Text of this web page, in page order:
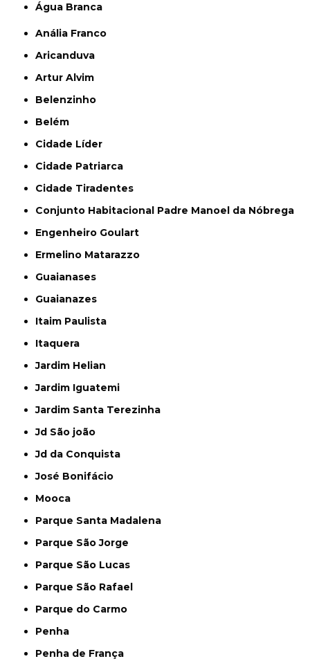
Água Branca
Anália Franco
Aricanduva
Artur Alvim
Belenzinho
Belém
Cidade Líder
Cidade Patriarca
Cidade Tiradentes
Conjunto Habitacional Padre Manoel da Nóbrega
Engenheiro Goulart
Ermelino Matarazzo
Guaianases
Guaianazes
Itaim Paulista
Itaquera
Jardim Helian
Jardim Iguatemi
Jardim Santa Terezinha
Jd São joão
Jd da Conquista
José Bonifácio
Mooca
Parque Santa Madalena
Parque São Jorge
Parque São Lucas
Parque São Rafael
Parque do Carmo
Penha
Penha de França